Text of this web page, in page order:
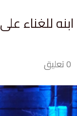
للغناء على
0 تعليق